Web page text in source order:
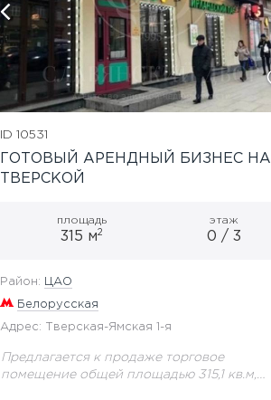
ID 10531
ГОТОВЫЙ АРЕНДНЫЙ БИЗНЕС НА
ТВЕРСКОЙ
площадь
315 м2
этаж
0 / 3
Район: ЦАО
Белорусская
Адрес: Тверская-Ямская 1-я
Предлагается к продаже торговое
помещение общей площадью 315,1 кв.м,